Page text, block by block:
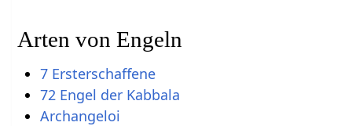
Arten von Engeln
7 Ersterschaffene
72 Engel der Kabbala
Archangeloi